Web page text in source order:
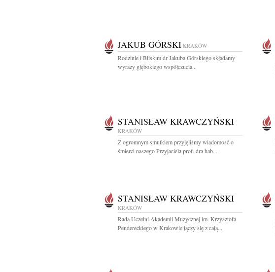
JAKUB GÓRSKI KRAKÓW
Rodzinie i Bliskim dr Jakuba Górskiego składamy
wyrazy głębokiego współczucia...
STANISŁAW KRAWCZYŃSKI
KRAKÓW
Z ogromnym smutkiem przyjęliśmy wiadomość o
śmierci naszego Przyjaciela prof. dra hab....
STANISŁAW KRAWCZYŃSKI
KRAKÓW
Rada Uczelni Akademii Muzycznej im. Krzysztofa
Pendereckiego w Krakowie łączy się z całą...